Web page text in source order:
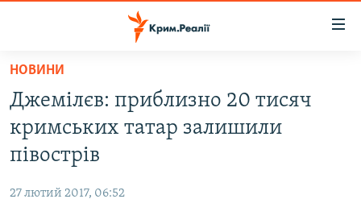
Перейти
основного
матеріалу
Перейти
до
основної
ВОДА.КРИМ
ВІДЕО ТА ФОТО
НОВИНИ
Джемілєв: приблизно 20 тисяч
кримських татар залишили
півострів
27 лютий 2017, 06:52